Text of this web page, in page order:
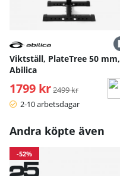
Viktställ, PlateTree 50 mm,
Abilica
1799 kr Ordinarie pris:
2499 kr
2-10 arbetsdagar
Andra köpte även
-52%